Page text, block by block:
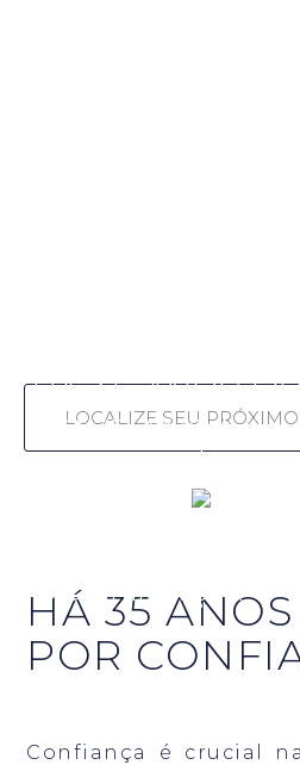
HÁ 35 ANOS
CONFIANÇA.
CONFIANÇA.
HÁ 35
POR
Confiança é crucial